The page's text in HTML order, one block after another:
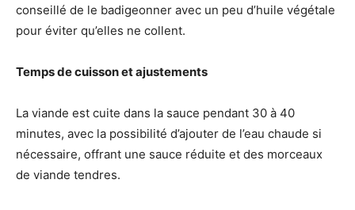
conseillé de le badigeonner avec un peu d’huile végétale
pour éviter qu’elles ne collent.
Temps de cuisson et ajustements
La viande est cuite dans la sauce pendant 30 à 40
minutes, avec la possibilité d’ajouter de l’eau chaude si
nécessaire, offrant une sauce réduite et des morceaux
de viande tendres.